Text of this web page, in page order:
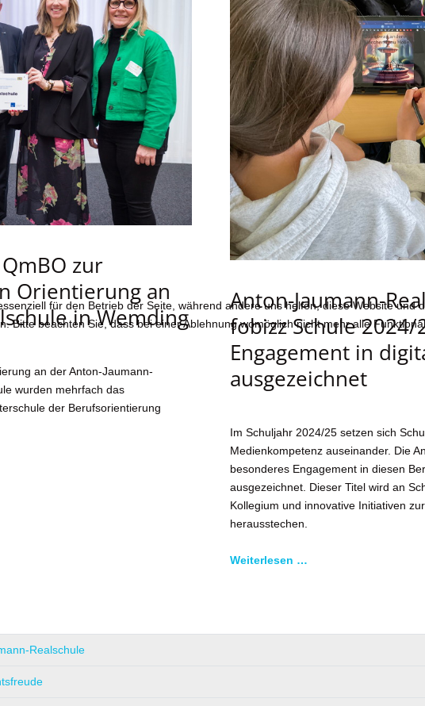
zur
Orientierung an
in Wemding
an der Anton-Jaumann-
wurden mehrfach das
der Berufsorientierung
Anton-Jaumann-
fobizz Schule
Engagement in
ausgezeichnet
Im Schuljahr 2024/25 setzen sich
Medienkompetenz auseinander. Die
besonderes Engagement in diesen
ausgezeichnet. Dieser Titel wird an
Kollegium und innovative Initiativen
herausstechen.
Weiterlesen …
Realschule
für den Betrieb der Seite, während andere uns helfen, diese Website und
Bitte beachten Sie, dass bei einer Ablehnung womöglich nicht mehr alle